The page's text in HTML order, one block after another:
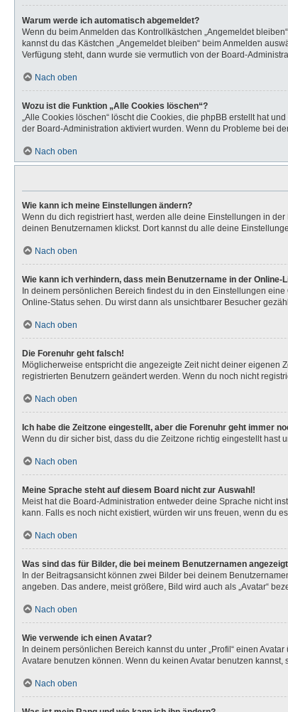
Warum werde ich automatisch abgemeldet?
Wenn du beim Anmelden das Kontrollkästchen „Angemeldet
kannst du das Kästchen „Angemeldet bleiben“ beim Anmelden
Verfügung steht, dann wurde sie vermutlich von der Board-
Nach oben
Wozu ist die Funktion „Alle Cookies löschen“?
„Alle Cookies löschen“ löscht die Cookies, die phpBB erstellt hat
der Board-Administration aktiviert wurden. Wenn du Probleme bei
Nach oben
Wie kann ich meine Einstellungen ändern?
Wenn du dich registriert hast, werden alle deine Einstellungen in
deinen Benutzernamen klickst. Dort kannst du alle deine
Nach oben
Wie kann ich verhindern, dass mein Benutzername in der Online-
In deinem persönlichen Bereich findest du in den Einstellungen
Online-Status sehen. Du wirst dann als unsichtbarer Besucher
Nach oben
Die Forenuhr geht falsch!
Möglicherweise entspricht die angezeigte Zeit nicht deiner eigenen
registrierten Benutzern geändert werden. Wenn du noch nicht
Nach oben
Ich habe die Zeitzone eingestellt, aber die Forenuhr geht immer
Wenn du dir sicher bist, dass du die Zeitzone richtig eingestellt hast
Nach oben
Meine Sprache steht auf diesem Board nicht zur Auswahl!
Meist hat die Board-Administration entweder deine Sprache nicht
kann. Falls es noch nicht existiert, würden wir uns freuen, wenn du
Nach oben
Was sind das für Bilder, die bei meinem Benutzernamen
In der Beitragsansicht können zwei Bilder bei deinem
angeben. Das andere, meist größere, Bild wird auch als „Avatar“
Nach oben
Wie verwende ich einen Avatar?
In deinem persönlichen Bereich kannst du unter „Profil“ einen
Avatare benutzen können. Wenn du keinen Avatar benutzen
Nach oben